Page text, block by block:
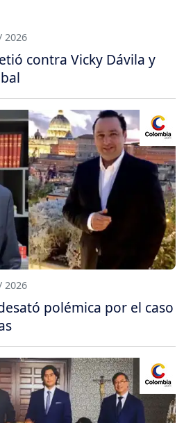
2026
contra Vicky Dávila y
2026
polémica por el caso